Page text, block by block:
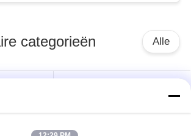
categorieën Alle
Klepmultiwall Zakken